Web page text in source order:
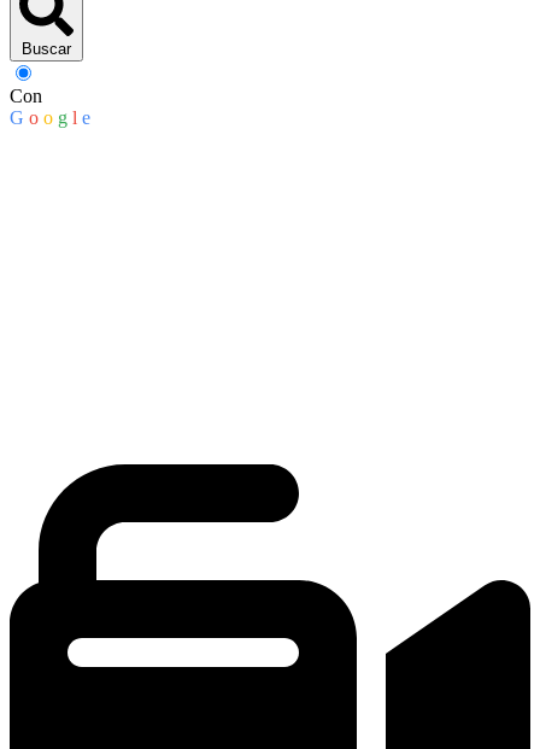
Buscar
Con
G o o g l e